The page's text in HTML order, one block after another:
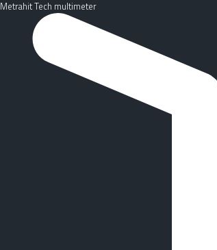
Metrahit Tech multimeter